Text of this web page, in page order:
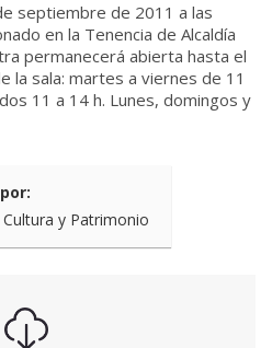
septiembre de 2011 a las
en la Tenencia de Alcaldía
permanecerá abierta hasta el
la sala: martes a viernes de 11
11 a 14 h. Lunes, domingos y
y Patrimonio